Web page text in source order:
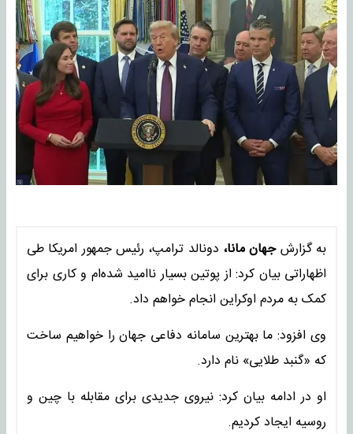
به گزارشجهان مانا، دونالد ترامپ، رئیس جمهور امریکا طی
اظهاراتی بیان کرد: از پوتین بسیار ناامید شده‌ام و کاری برای
کمک به مردم اوکراین انجام خواهم داد.
وی افزود: ما بهترین سامانه دفاعی جهان را خواهیم ساخت
که «گنبد طلایی» نام دارد.
او در ادامه بیان کرد: نیروی جدیدی برای مقابله با چین و
روسیه ایجاد کردیم.